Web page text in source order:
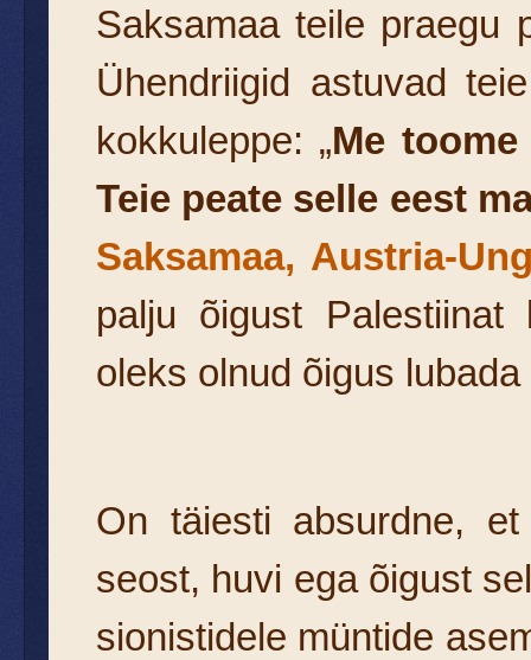
Saksamaa teile praegu
Ühendriigid astuvad
kokkuleppe: „Me
Teie peate selle eest
Saksamaa, Austria-
palju õigust Palestiinat
oleks olnud õigus
On täiesti absurdne,
seost, huvi ega õigust
sionistidele müntide